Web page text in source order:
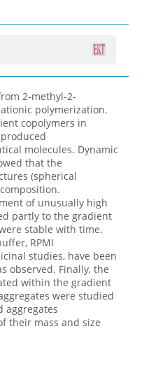
2-methyl-2-
polymerization.
copolymers in
molecules. Dynamic
that the
(spherical
of unusually high
partly to the gradient
stable with time.
RPMI
studies, have been
observed. Finally, the
within the gradient
were studied
aggregates
their mass and size